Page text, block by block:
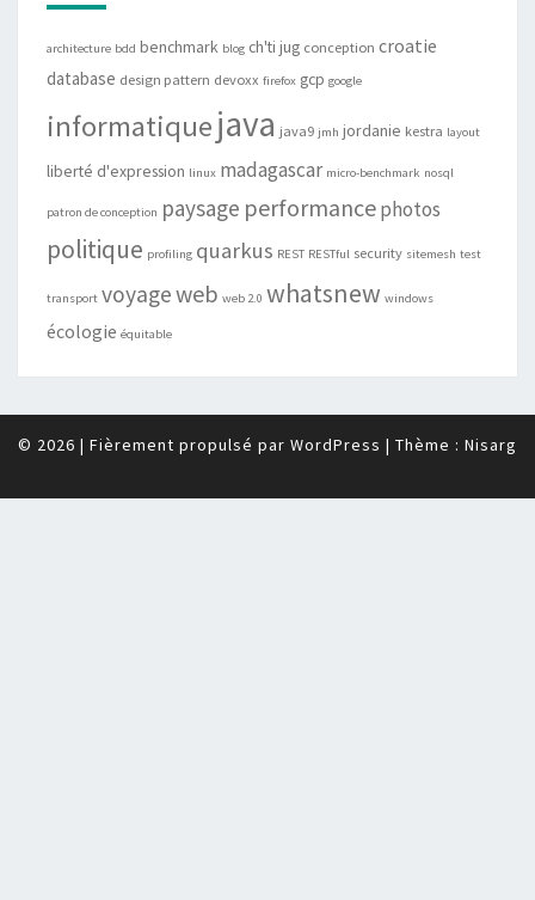
architecture bdd benchmark blog ch'ti jug conception croatie
database design pattern devoxx firefox gcp google
informatiquejava java9 jmh jordanie kestra layout
liberté d'expression linux madagascar micro-benchmark nosql
patron de conception paysage performancephotos
politique profiling quarkus REST RESTful security sitemesh test
transport voyageweb web 2.0 whatsnew windows
écologie équitable
© 2026 | Fièrement propulsé par WordPress | Thème : Nisarg